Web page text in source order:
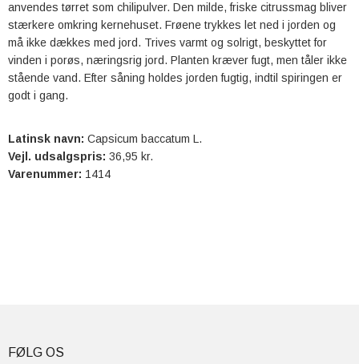
anvendes tørret som chilipulver. Den milde, friske citrussmag bliver
stærkere omkring kernehuset. Frøene trykkes let ned i jorden og
må ikke dækkes med jord. Trives varmt og solrigt, beskyttet for
vinden i porøs, næringsrig jord. Planten kræver fugt, men tåler ikke
stående vand. Efter såning holdes jorden fugtig, indtil spiringen er
godt i gang.
Latinsk navn: Capsicum baccatum L.
Vejl. udsalgspris: 36,95 kr.
Varenummer: 1414
FØLG OS